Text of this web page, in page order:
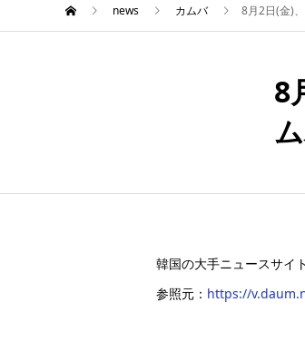
news カムバ 8月2日(金)
8
韓国の大手ニュースサイ
参照元： https://